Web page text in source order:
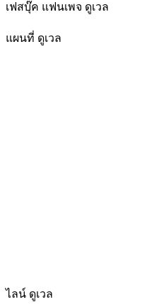
เฟสบุ๊ค แฟนเพจ ดูเวล
แผนที่ ดูเวล
ไลน์ ดูเวล